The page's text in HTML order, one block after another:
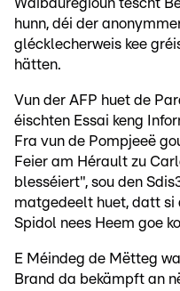
Wäibauregioun tëscht
hunn, déi der
glécklecherweis kee
hätten.
Vun der AFP huet de
éischten Essai keng
Fra vun de Pompjeeë
Feier am Hérault zu
blesséiert", sou den
matgedeelt huet, datt si
Spidol nees Heem goe
E Méindeg de Mëtteg
Brand da bekämpft an